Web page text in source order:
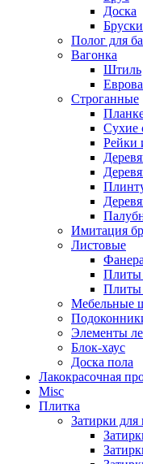
Доска
Бруски
Полог для
Вагонка
Штиль
Строганные
Сухие
Рейки
Имитация
Листовые
Фанера
Плиты
Мебельные
Элементы
Блок-хаус
Доска пола
Лакокрасочная
Misc
Плитка
Затирки